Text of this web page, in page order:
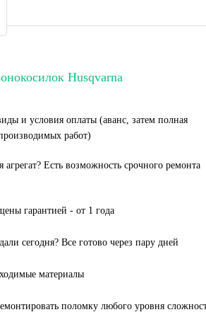
Husqvarna
и условия оплаты (аванс, затем полная
работ)
агрегат? Есть возможность срочного ремонта
гарантией - от 1 года
сегодня? Все готово через пару дней
материалы
поломку любого уровня